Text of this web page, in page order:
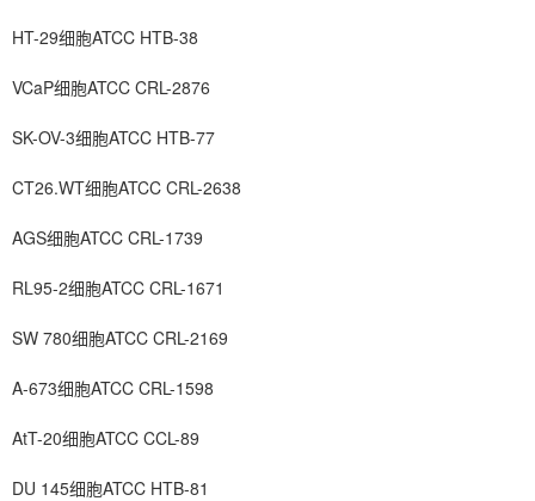
HT-29细胞ATCC HTB-38
VCaP细胞ATCC CRL-2876
SK-OV-3细胞ATCC HTB-77
CT26.WT细胞ATCC CRL-2638
AGS细胞ATCC CRL-1739
RL95-2细胞ATCC CRL-1671
SW 780细胞ATCC CRL-2169
A-673细胞ATCC CRL-1598
AtT-20细胞ATCC CCL-89
DU 145细胞ATCC HTB-81